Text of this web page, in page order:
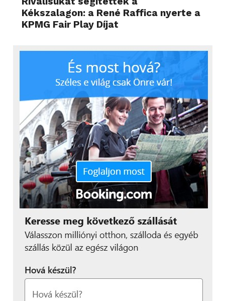
Kékszalagon: a René Raffica nyerte a
KPMG Fair Play Díjat